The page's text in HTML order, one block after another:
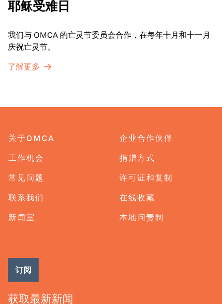
耶稣受难日
我们与 OMCA 的亡灵节委员会合作，在每年十月和十一月
庆祝亡灵节。
了解更多
关于OMCA
工作机会
常见问题
联系我们
新闻室
企业合作伙伴
捐赠方式
许可证和复制
在线收藏
本地问责制
获取最新新闻
订阅